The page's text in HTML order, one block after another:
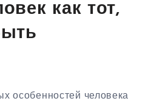
как тот,
особенностей человека